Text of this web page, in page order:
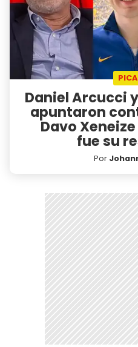
Daniel Arcucci
apuntaron
Davo Xeneize
fue su
Por